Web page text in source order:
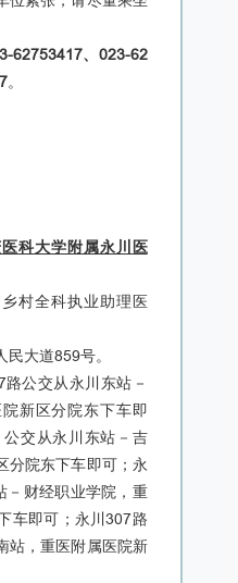
62753417、023-62
。
科大学附属永川医
村全科执业助理医
大道859号。
公交从永川东站－
新区分院东下车即
交从永川东站－吉
分院东下车即可；永
－财经职业学院，重
车即可；永川307路
站，重医附属医院新